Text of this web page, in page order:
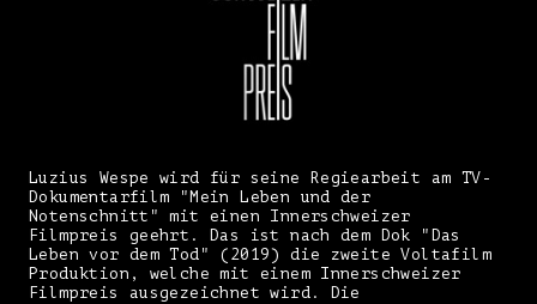
Luzius Wespe wird für seine Regiearbeit am TV-
Dokumentarfilm "Mein Leben und der
Notenschnitt" mit einen Innerschweizer
Filmpreis geehrt. Das ist nach dem Dok "Das
Leben vor dem Tod" (2019) die zweite Voltafilm
Produktion, welche mit einem Innerschweizer
Filmpreis ausgezeichnet wird. Die